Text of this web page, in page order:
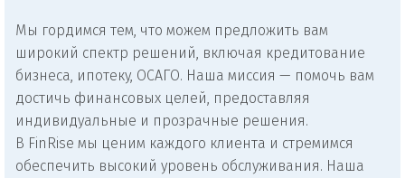
Мы гордимся тем, что можем предложить вам
широкий спектр решений, включая кредитование
бизнеса, ипотеку, ОСАГО. Наша миссия — помочь вам
достичь финансовых целей, предоставляя
индивидуальные и прозрачные решения.
В FinRise мы ценим каждого клиента и стремимся
обеспечить высокий уровень обслуживания. Наша